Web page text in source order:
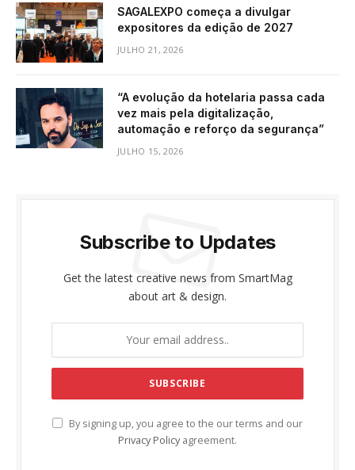
SAGALEXPO começa a divulgar
expositores da edição de 2027
JULHO 21, 2026
“A evolução da hotelaria passa cada
vez mais pela digitalização,
automação e reforço da segurança”
JULHO 15, 2026
Subscribe to Updates
Get the latest creative news from SmartMag
about art & design.
By signing up, you agree to the our terms and our
Privacy Policy agreement.